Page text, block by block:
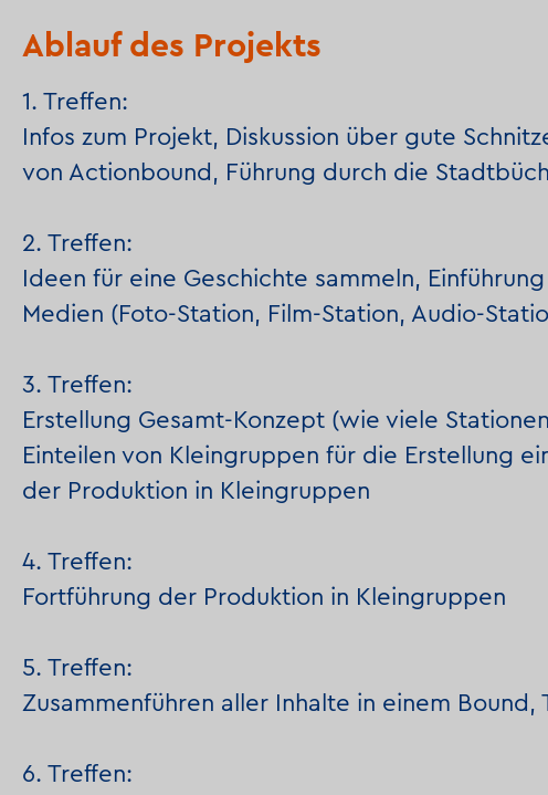
Ablauf des Projekts
1. Treffen:
Infos zum Projekt, Diskussion über gute
von Actionbound, Führung durch die
2. Treffen:
Ideen für eine Geschichte sammeln,
Medien (Foto-Station, Film-Station, Audio-
3. Treffen:
Erstellung Gesamt-Konzept (wie viele
Einteilen von Kleingruppen für die Erstellung
der Produktion in Kleingruppen
4. Treffen:
Fortführung der Produktion in Kleingruppen
5. Treffen:
Zusammenführen aller Inhalte in einem Bound,
6. Treffen: